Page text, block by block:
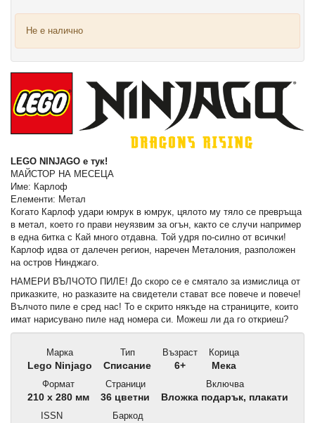
Не е налично
LEGO NINJAGO е тук!
МАЙСТОР НА МЕСЕЦА
Име: Карлоф
Елементи: Метал
Когато Карлоф удари юмрук в юмрук, цялото му тяло се превръща
в метал, което го прави неуязвим за огън, както се случи например
в една битка с Кай много отдавна. Той удря по-силно от всички!
Карлоф идва от далечен регион, наречен Металония, разположен
на остров Нинджаго.
НАМЕРИ ВЪЛЧОТО ПИЛЕ! До скоро се е смятало за измислица от
приказките, но разказите на свидетели стават все повече и повече!
Вълчото пиле е сред нас! То е скрито някъде на страниците, които
имат нарисувано пиле над номера си. Можеш ли да го откриеш?
Марка
Lego Ninjago
Тип
Списание
Възраст
6+
Корица
Мека
Формат
210 x 280 мм
Страници
36 цветни
Включва
Вложка подарък, плакати
ISSN
Баркод